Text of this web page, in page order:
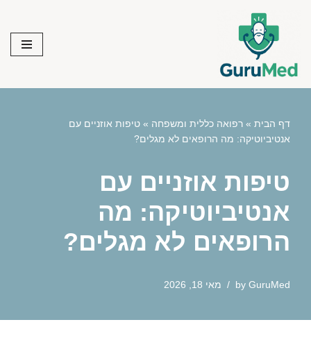
content
דף הבית » רפואה כללית ומשפחה » טיפות אוזניים עם
אנטיביוטיקה: מה הרופאים לא מגלים?
טיפות אוזניים עם
אנטיביוטיקה: מה
הרופאים לא מגלים?
by GuruMed מאי 18, 2026